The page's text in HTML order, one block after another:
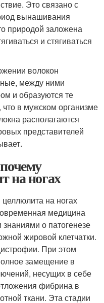
Это связано с
вынашивания
природой заложена
и стягиваться
волокон
между ними
и образуются те
в мужском организме
располагаются
представителей
на ногах
на ногах
медицина
о патогенезе
жировой клетчатки.
При этом
замещение в
несущих в себе
фибрина в
ткани. Эта стадии